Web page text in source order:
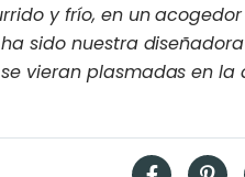
y frío, en un
sido nuestra diseñadora
vieran plasmadas en la